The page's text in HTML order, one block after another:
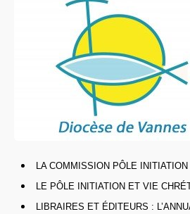
LA COMMISSION PÔLE
LE PÔLE INITIATION ET VIE
LIBRAIRES ET ÉDITEURS :